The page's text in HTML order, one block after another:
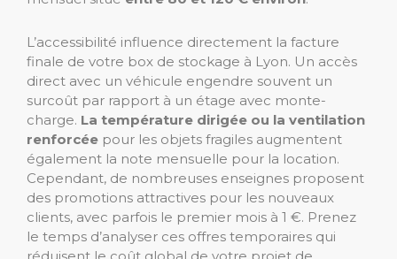
L’accessibilité influence directement la facture
finale de votre box de stockage à Lyon. Un accès
direct avec un véhicule engendre souvent un
surcoût par rapport à un étage avec monte-
charge. La température dirigée ou la ventilation
renforcée pour les objets fragiles augmentent
également la note mensuelle pour la location.
Cependant, de nombreuses enseignes proposent
des promotions attractives pour les nouveaux
clients, avec parfois le premier mois à 1 €. Prenez
le temps d’analyser ces offres temporaires qui